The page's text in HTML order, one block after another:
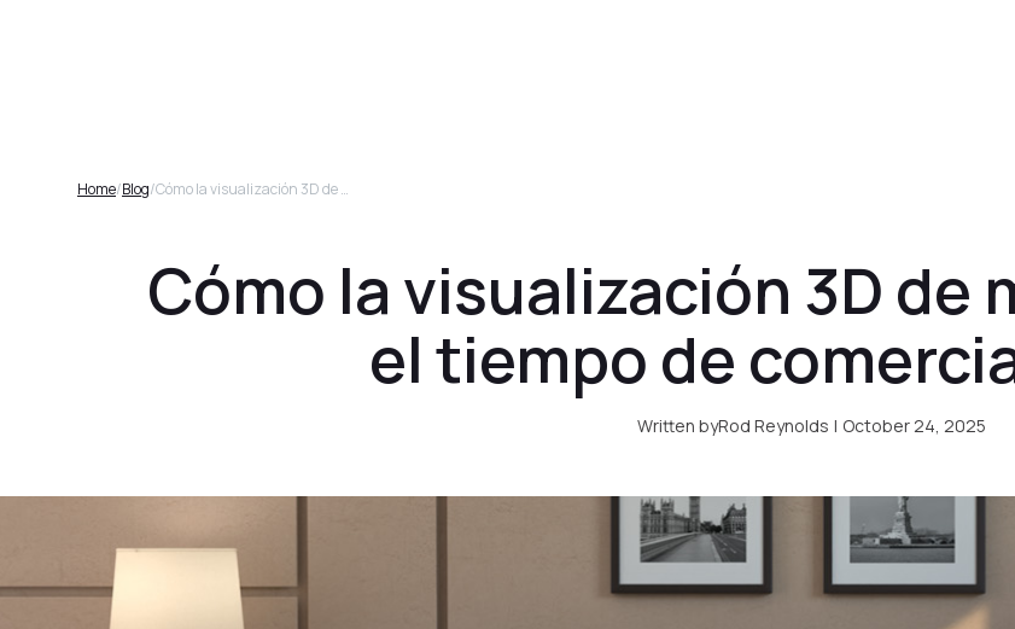
Home/Blog/ Cómo la visualización 3D de muebles acelera el tiempo de comercialización
Cómo la visualización 3D de
el tiempo de
Written byRod Reynolds | October 24, 2025